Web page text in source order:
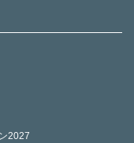
2027